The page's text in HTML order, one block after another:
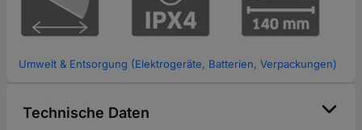
Umwelt & Entsorgung (Elektrogeräte, Batterien, Verpackungen)
Technische Daten